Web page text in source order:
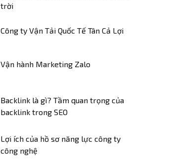
trời
Công ty Vận Tải Quốc Tế Tân Cả Lợi
Vận hành Marketing Zalo
Backlink là gì? Tầm quan trọng của
backlink trong SEO
Lợi ích của hồ sơ năng lực công ty
công nghệ